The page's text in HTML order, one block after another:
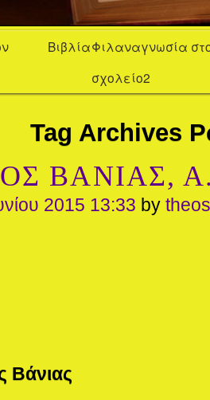
ΒιβλίαΦιλαναγνωσία
σχολείο2
Tag Archives
ΒΑΝΙΑΣ, Α.
2015 13:33 by
Βάνιας